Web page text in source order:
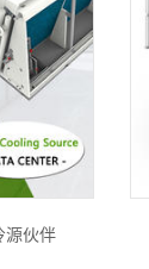
源伙伴